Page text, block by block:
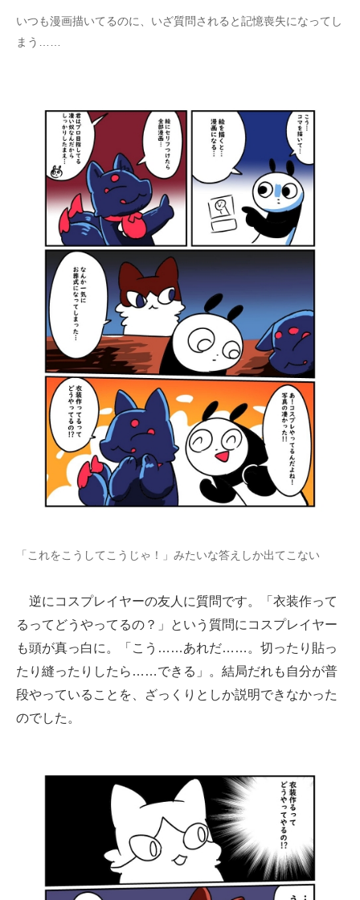
いつも漫画描いてるのに、いざ質問されると記憶喪失になってし
まう……
「これをこうしてこうじゃ！」みたいな答えしか出てこない
逆にコスプレイヤーの友人に質問です。「衣装作って
るってどうやってるの？」という質問にコスプレイヤー
も頭が真っ白に。「こう……あれだ……。切ったり貼っ
たり縫ったりしたら……できる」。結局だれも自分が普
段やっていることを、ざっくりとしか説明できなかった
のでした。